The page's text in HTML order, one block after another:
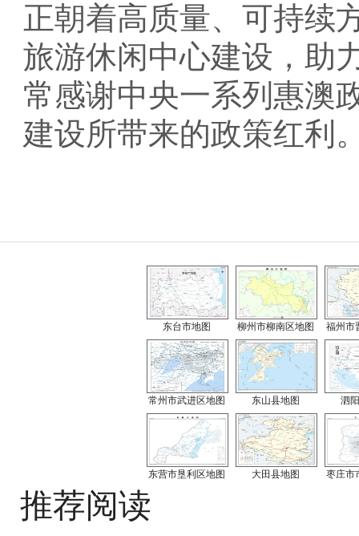
正朝着高质量、可持续
旅游休闲中心建设，助
常感谢中央一系列惠澳
建设所带来的政策红利
东台市地图 柳州市柳南区地图 福州市
常州市武进区地图 东山县地图 泗
东营市垦利区地图 大田县地图 枣庄市
推荐阅读